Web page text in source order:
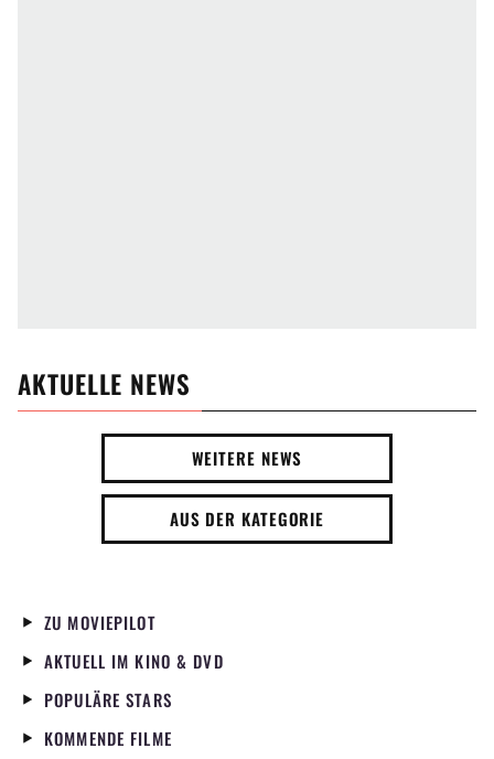
AKTUELLE NEWS
WEITERE NEWS
AUS DER KATEGORIE
ZU MOVIEPILOT
AKTUELL IM KINO & DVD
POPULÄRE STARS
KOMMENDE FILME